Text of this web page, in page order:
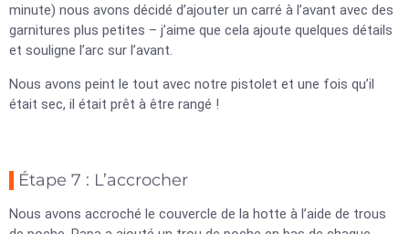
minute) nous avons décidé d’ajouter un carré à l’avant avec des
garnitures plus petites – j’aime que cela ajoute quelques détails
et souligne l’arc sur l’avant.
Nous avons peint le tout avec notre pistolet et une fois qu’il
était sec, il était prêt à être rangé !
Étape 7 : L’accrocher
Nous avons accroché le couvercle de la hotte à l’aide de trous